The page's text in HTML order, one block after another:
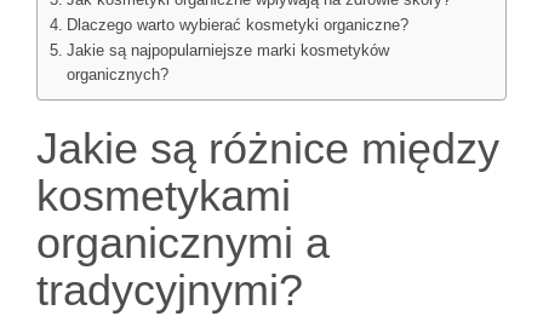
Dlaczego warto wybierać kosmetyki organiczne?
Jakie są najpopularniejsze marki kosmetyków
organicznych?
Jakie są różnice między
kosmetykami
organicznymi a
tradycyjnymi?